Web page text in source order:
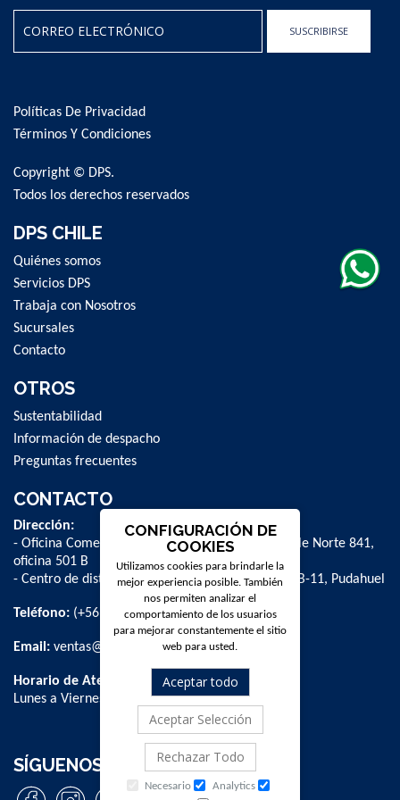
Our
Newsletter:
SUSCRIBIRSE
Políticas De Privacidad
Términos Y Condiciones
Copyright © DPS.
Todos los derechos reservados
DPS CHILE
Quiénes somos
Servicios DPS
Trabaja con Nosotros
Sucursales
Contacto
OTROS
Sustentabilidad
Información de despacho
Preguntas frecuentes
CONTACTO
Dirección:
- Oficina Comercial y administrativa: Avenida Valle Norte 841,
oficina 501 B
- Centro de distribución: La Farfana 500, bodega B-11, Pudahuel
Teléfono: (+56 2) 2 584 8900
Email: ventas@dpschile.cl
Horario de Atención:
Lunes a Viernes / 09:00 a 16:00 hrs
SÍGUENOS
CONFIGURACIÓN DE
COOKIES
Utilizamos cookies para brindarle la
mejor experiencia posible. También
nos permiten analizar el
comportamiento de los usuarios
para mejorar constantemente el sitio
web para usted.
Aceptar todo
Aceptar Selección
Rechazar Todo
Necesario
Analytics